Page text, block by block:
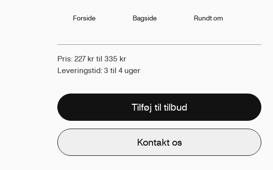
Forside Bagside Rundt om
Pris: 227 kr til 335 kr
Leveringstid: 3 til 4 uger
Tilføj til tilbud
Kontakt os